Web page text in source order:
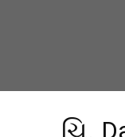
ચિ.